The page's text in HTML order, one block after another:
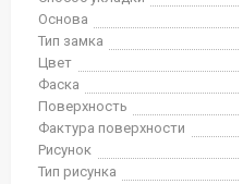
Основа
Тип замка
Цвет
Фаска
Поверхность
Фактура поверхности
Рисунок
Тип рисунка